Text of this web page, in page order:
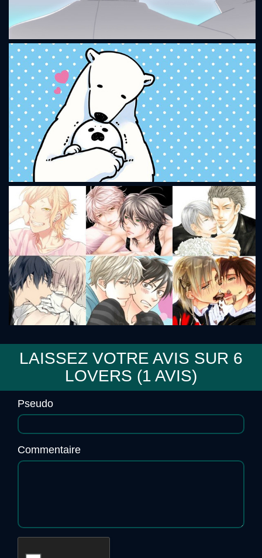
Unbelievable Space Love
Koi Suru Shirokuma
LAISSEZ VOTRE AVIS SUR 6
LOVERS (1 AVIS)
Pseudo
Commentaire